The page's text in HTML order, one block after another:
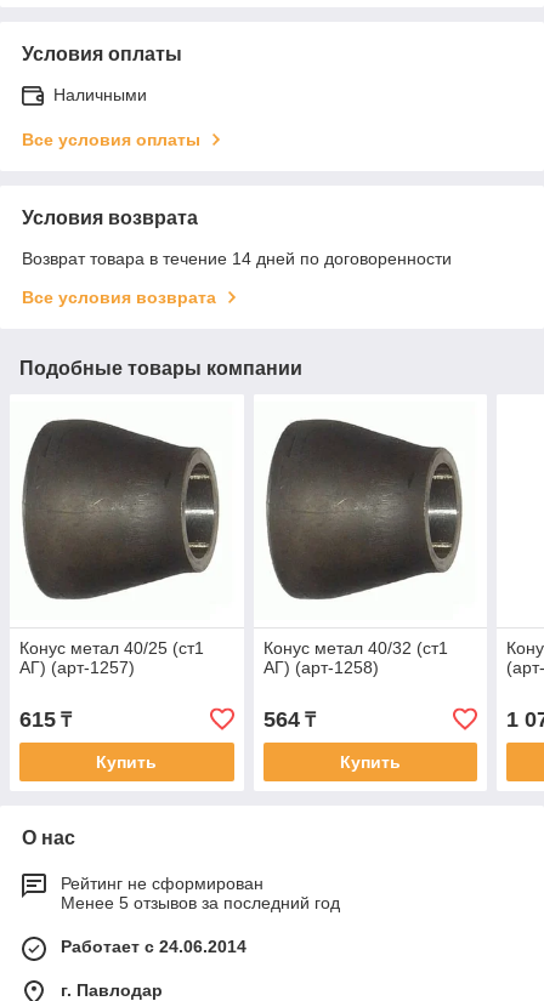
Условия оплаты
Наличными
Все условия оплаты
Условия возврата
Возврат товара в течение 14 дней по договоренности
Все условия возврата
Подобные товары компании
Конус метал 40/25 (ст1
АГ) (арт-1257)
615 ₸
Купить
Конус метал 40/32 (ст1
АГ) (арт-1258)
564₸
Купить
1
О нас
Рейтинг не сформирован
Менее 5 отзывов за последний год
Работает с 24.06.2014
г. Павлодар